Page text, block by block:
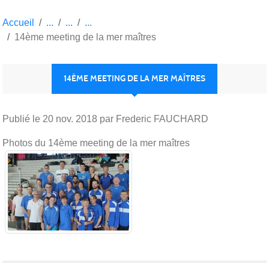
Accueil
14ème meeting de la mer maîtres
14ÈME MEETING DE LA MER MAÎTRES
Publié le 20 nov. 2018 par Frederic FAUCHARD
Photos du 14ème meeting de la mer maîtres